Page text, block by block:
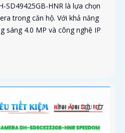
SD49425GB-HNR là lựa chọn
trong căn hộ. Với khả năng
sáng 4.0 MP và công nghệ IP